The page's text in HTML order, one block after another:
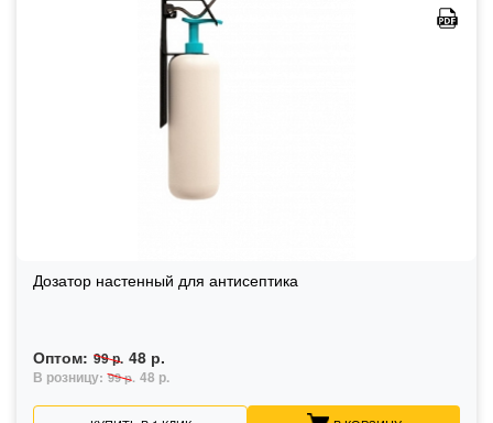
Дозатор настенный для антисептика
Оптом: 99 р. 48 р.
В розницу: 99 р. 48 р.